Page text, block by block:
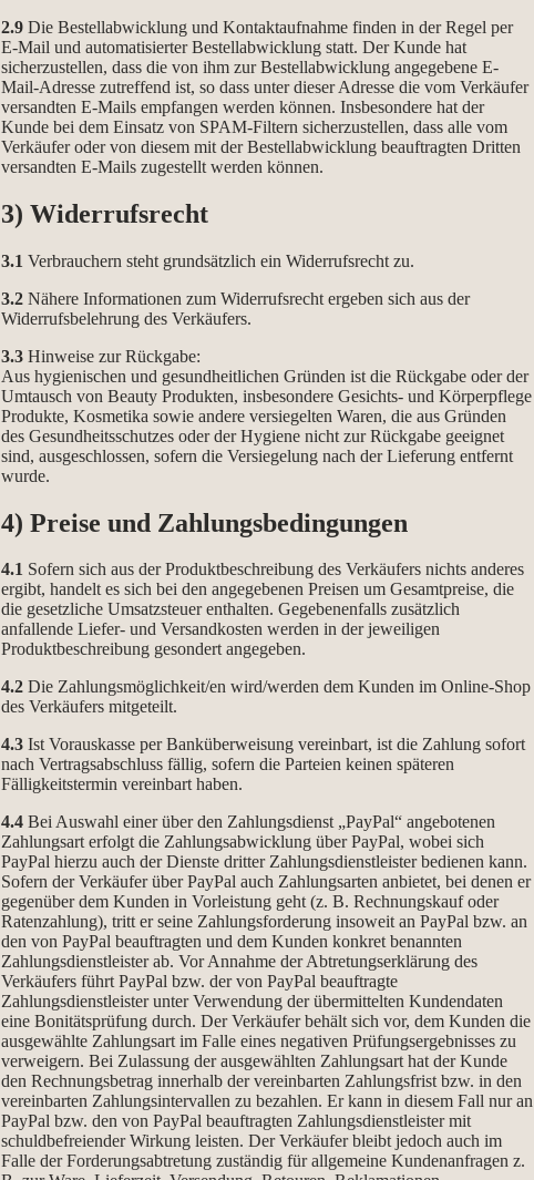
2.9 Die Bestellabwicklung und Kontaktaufnahme finden in der Regel per
E-Mail und automatisierter Bestellabwicklung statt. Der Kunde hat
sicherzustellen, dass die von ihm zur Bestellabwicklung angegebene E-
Mail-Adresse zutreffend ist, so dass unter dieser Adresse die vom Verkäufer
versandten E-Mails empfangen werden können. Insbesondere hat der
Kunde bei dem Einsatz von SPAM-Filtern sicherzustellen, dass alle vom
Verkäufer oder von diesem mit der Bestellabwicklung beauftragten Dritten
versandten E-Mails zugestellt werden können.
3) Widerrufsrecht
3.1 Verbrauchern steht grundsätzlich ein Widerrufsrecht zu.
3.2 Nähere Informationen zum Widerrufsrecht ergeben sich aus der
Widerrufsbelehrung des Verkäufers.
3.3 Hinweise zur Rückgabe:
Aus hygienischen und gesundheitlichen Gründen ist die Rückgabe oder der
Umtausch von Beauty Produkten, insbesondere Gesichts- und Körperpflege
Produkte, Kosmetika sowie andere versiegelten Waren, die aus Gründen
des Gesundheitsschutzes oder der Hygiene nicht zur Rückgabe geeignet
sind, ausgeschlossen, sofern die Versiegelung nach der Lieferung entfernt
wurde.
4) Preise und Zahlungsbedingungen
4.1 Sofern sich aus der Produktbeschreibung des Verkäufers nichts anderes
ergibt, handelt es sich bei den angegebenen Preisen um Gesamtpreise, die
die gesetzliche Umsatzsteuer enthalten. Gegebenenfalls zusätzlich
anfallende Liefer- und Versandkosten werden in der jeweiligen
Produktbeschreibung gesondert angegeben.
4.2 Die Zahlungsmöglichkeit/en wird/werden dem Kunden im Online-Shop
des Verkäufers mitgeteilt.
4.3 Ist Vorauskasse per Banküberweisung vereinbart, ist die Zahlung sofort
nach Vertragsabschluss fällig, sofern die Parteien keinen späteren
Fälligkeitstermin vereinbart haben.
4.4 Bei Auswahl einer über den Zahlungsdienst „PayPal“ angebotenen
Zahlungsart erfolgt die Zahlungsabwicklung über PayPal, wobei sich
PayPal hierzu auch der Dienste dritter Zahlungsdienstleister bedienen kann.
Sofern der Verkäufer über PayPal auch Zahlungsarten anbietet, bei denen er
gegenüber dem Kunden in Vorleistung geht (z. B. Rechnungskauf oder
Ratenzahlung), tritt er seine Zahlungsforderung insoweit an PayPal bzw. an
den von PayPal beauftragten und dem Kunden konkret benannten
Zahlungsdienstleister ab. Vor Annahme der Abtretungserklärung des
Verkäufers führt PayPal bzw. der von PayPal beauftragte
Zahlungsdienstleister unter Verwendung der übermittelten Kundendaten
eine Bonitätsprüfung durch. Der Verkäufer behält sich vor, dem Kunden die
ausgewählte Zahlungsart im Falle eines negativen Prüfungsergebnisses zu
verweigern. Bei Zulassung der ausgewählten Zahlungsart hat der Kunde
den Rechnungsbetrag innerhalb der vereinbarten Zahlungsfrist bzw. in den
vereinbarten Zahlungsintervallen zu bezahlen. Er kann in diesem Fall nur an
PayPal bzw. den von PayPal beauftragten Zahlungsdienstleister mit
schuldbefreiender Wirkung leisten. Der Verkäufer bleibt jedoch auch im
Falle der Forderungsabtretung zuständig für allgemeine Kundenanfragen z.